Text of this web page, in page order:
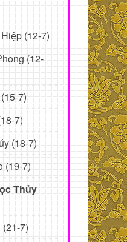
(12-7)
(12-
7)
7)
(18-7)
(19-7)
Thủy
7)